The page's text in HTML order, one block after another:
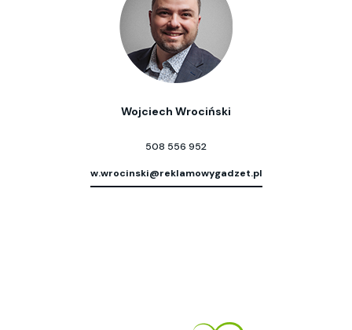
Wojciech Wrociński
508 556 952
w.wrocinski@reklamowygadzet.pl